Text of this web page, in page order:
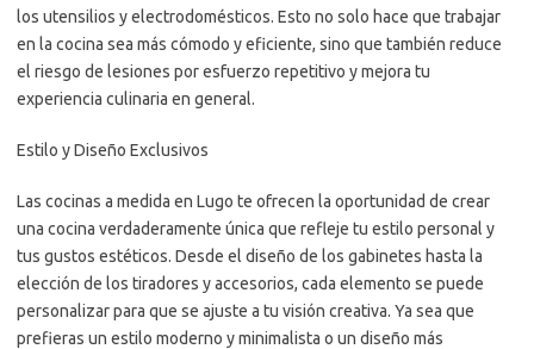
los utensilios y electrodomésticos. Esto no solo hace que trabajar
en la cocina sea más cómodo y eficiente, sino que también reduce
el riesgo de lesiones por esfuerzo repetitivo y mejora tu
experiencia culinaria en general.
Estilo y Diseño Exclusivos
Las cocinas a medida en Lugo te ofrecen la oportunidad de crear
una cocina verdaderamente única que refleje tu estilo personal y
tus gustos estéticos. Desde el diseño de los gabinetes hasta la
elección de los tiradores y accesorios, cada elemento se puede
personalizar para que se ajuste a tu visión creativa. Ya sea que
prefieras un estilo moderno y minimalista o un diseño más